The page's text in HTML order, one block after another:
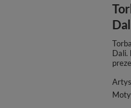
Dali.